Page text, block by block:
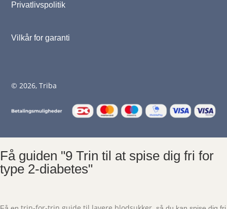
Privatlivspolitik
Vilkår for garanti
© 2026, Triba
Få guiden "9 Trin til at spise dig fri for
type 2-diabetes"